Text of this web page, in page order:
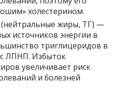
холестерином.
жиры, ТГ) —
источников энергии в
триглицеридов в
ЛПНП. Избыток
увеличивает риск
и болезней